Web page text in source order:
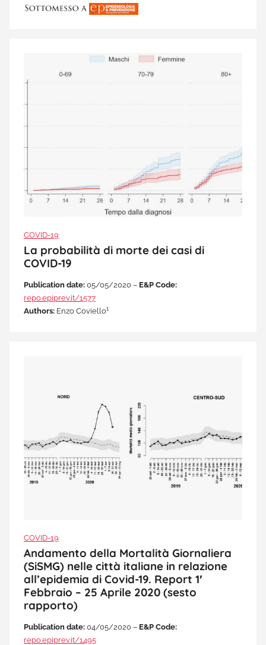
COVID-19
La probabilità di morte dei casi di
COVID-19
Publication date: 05/05/2020 – E&P Code:
repo.epiprev.it/1577
Authors: Enzo Coviello1
COVID-19
Andamento della Mortalità Giornaliera
(SiSMG) nelle città italiane in relazione
all’epidemia di Covid-19. Report 1′
Febbraio – 25 Aprile 2020 (sesto
rapporto)
Publication date: 04/05/2020 – E&P Code:
repo.epiprev.it/1495